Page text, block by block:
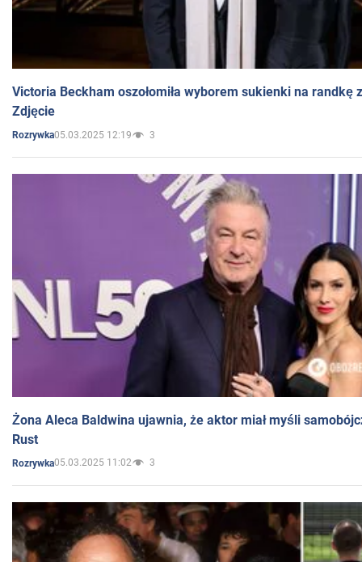
Victoria Beckham oszołomiła wyborem sukienki na randkę
Zdjęcie
Rozrywka05.03.2025 12:19 3
Żona Aleca Baldwina ujawnia, że aktor miał myśli
Rust
Rozrywka05.03.2025 11:02 3